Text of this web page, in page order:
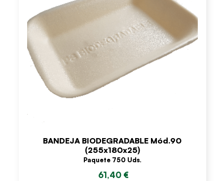
BANDEJA BIODEGRADABLE Mód.90
(255x180x25)
Paquete 750 Uds.
61,40 €